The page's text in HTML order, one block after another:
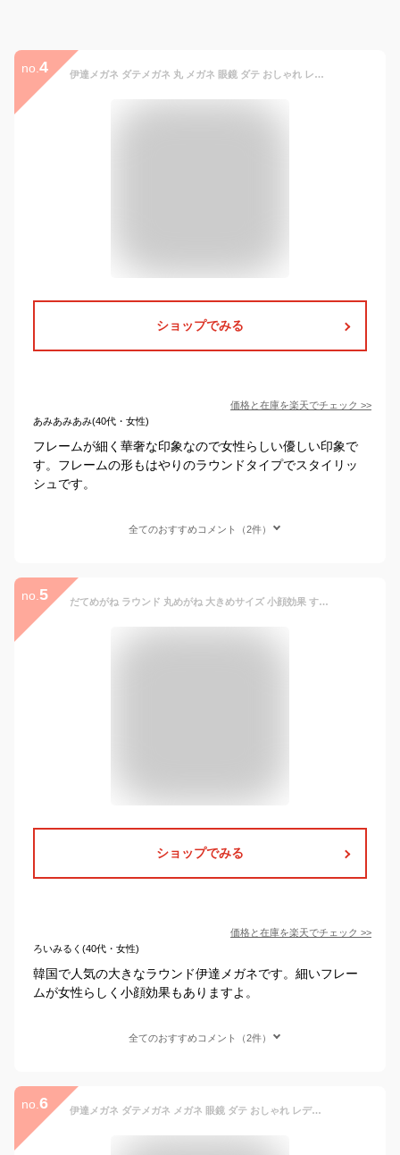
no. 4 伊達メガネ ダテメガネ 丸 メガネ 眼鏡 ダテ おしゃれ レディース メンズ ユニセックス ボストン かわいい 可愛い おしゃれ 伊達眼鏡 UVカット ラウンド アイドル 女優 モデル Kpop 韓国 ウイルス対策 高見え 小顔効果 黒 デイリー カジュアル 小物 ファッション雑貨 ギフト
ショップでみる
価格と在庫を楽天でチェック >>
あみあみあみ(40代・女性)
フレームが細く華奢な印象なので女性らしい優しい印象で
す。フレームの形もはやりのラウンドタイプでスタイリッ
シュです。
全てのおすすめコメント（2件）
no. 5 だてめがね ラウンド 丸めがね 大きめサイズ 小顔効果 すっぴん隠し ブルーライト カット レンズ 韓国 オルチャン ファッション 眼鏡 大きい メガネ ビッグフレーム 丸いシルエット 伊達メガネ おしゃれ かわいい レディース (ゴールド / シルバー / ブラック)
ショップでみる
価格と在庫を楽天でチェック >>
ろいみるく(40代・女性)
韓国で人気の大きなラウンド伊達メガネです。細いフレー
ムが女性らしく小顔効果もありますよ。
全てのおすすめコメント（2件）
no. 6 伊達メガネ ダテメガネ メガネ 眼鏡 ダテ おしゃれ レディース メンズ ユニセックス ボストン かわいい 可愛い おしゃれ 伊達眼鏡 UVカット ラウンド アイドル 女優 モデル Kpop 韓国 ウイルス対策 高見え 小顔効果 男女兼用 黒 カジュアル 小物 ファッション雑貨 ギフト